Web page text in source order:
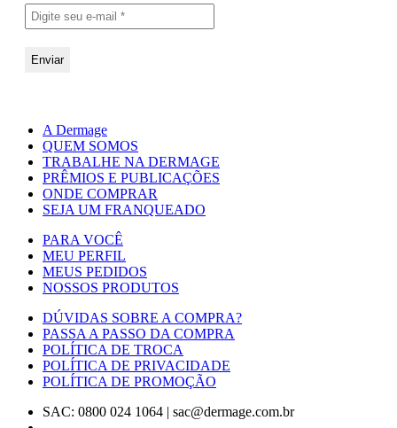
A Dermage
QUEM SOMOS
TRABALHE NA DERMAGE
PRÊMIOS E PUBLICAÇÕES
ONDE COMPRAR
SEJA UM FRANQUEADO
PARA VOCÊ
MEU PERFIL
MEUS PEDIDOS
NOSSOS PRODUTOS
DÚVIDAS SOBRE A COMPRA?
PASSA A PASSO DA COMPRA
POLÍTICA DE TROCA
POLÍTICA DE PRIVACIDADE
POLÍTICA DE PROMOÇÃO
SAC: 0800 024 1064 | sac@dermage.com.br